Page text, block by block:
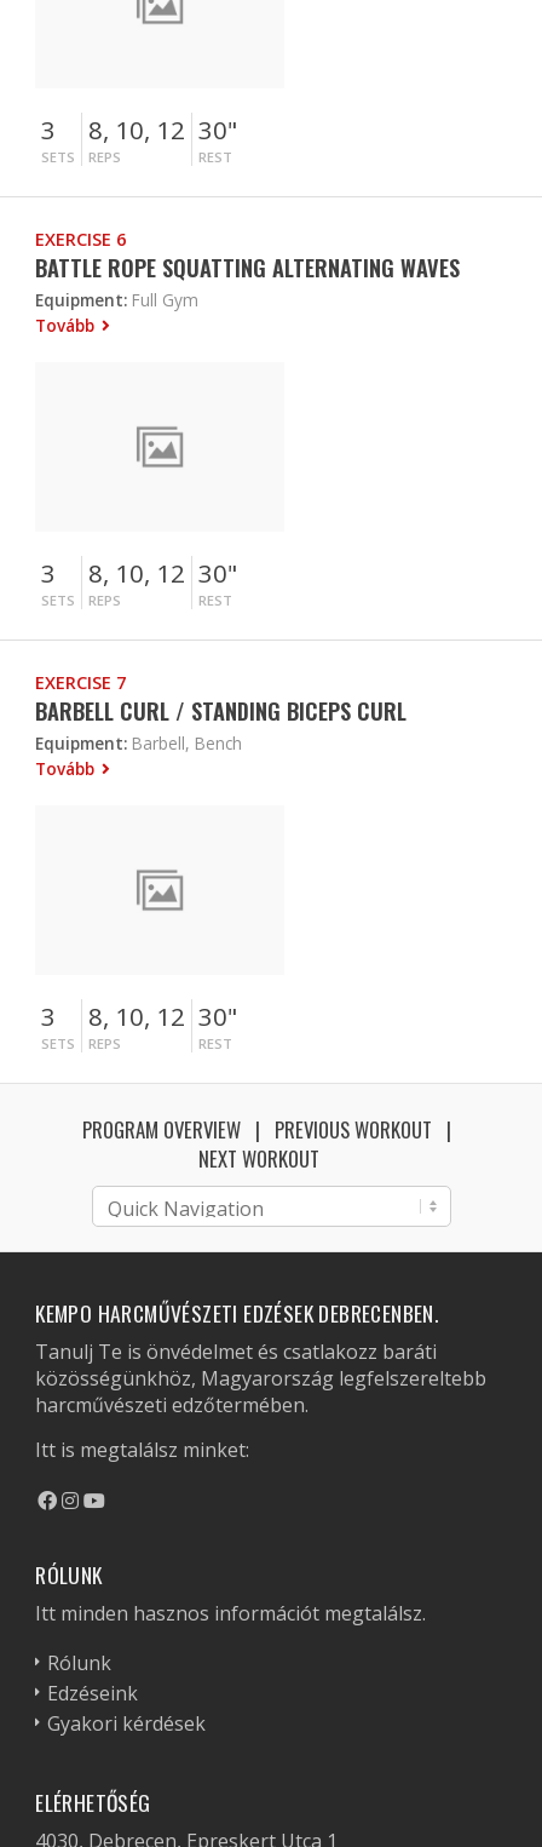
3
SETS
8, 10, 12
REPS
30"
REST
EXERCISE 6
BATTLE ROPE SQUATTING ALTERNATING WAVES
Equipment: Full Gym
Tovább
3
SETS
8, 10, 12
REPS
30"
REST
EXERCISE 7
BARBELL CURL / STANDING BICEPS CURL
Equipment: Barbell, Bench
Tovább
3
SETS
8, 10, 12
REPS
30"
REST
PROGRAM OVERVIEW
PREVIOUS WORKOUT
NEXT WORKOUT
KEMPO HARCMŰVÉSZETI EDZÉSEK DEBRECENBEN.
Tanulj Te is önvédelmet és csatlakozz baráti
közösségünkhöz, Magyarország legfelszereltebb
harcművészeti edzőtermében.
Itt is megtalálsz minket:
RÓLUNK
Itt minden hasznos információt megtalálsz.
Rólunk
Edzéseink
Gyakori kérdések
ELÉRHETŐSÉG
4030, Debrecen, Epreskert Utca 1